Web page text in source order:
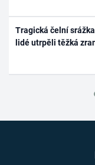
Tragická čelní
lidé utrpěli těžká